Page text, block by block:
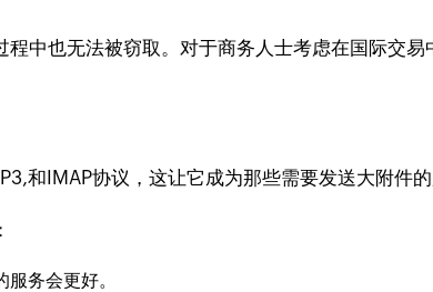
也无法被窃取。对于商务人士考虑在国际交易
IMAP协议，这让它成为那些需要发送大附件的
务会更好。